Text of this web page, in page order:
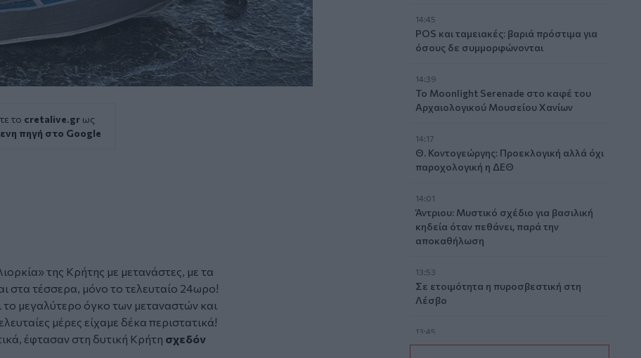
το cretalive.gr ως
πηγή στο Google
της Κρήτης με μετανάστες, με τα
στα τέσσερα, μόνο το τελευταίο 24ωρο!
το μεγαλύτερο όγκο των μεταναστών και
μέρες είχαμε δέκα περιστατικά!
έφτασαν στη δυτική Κρήτη σχεδόν
14:45
POS και ταμειακές: βαριά πρόστιμα για
όσους δε συμμορφώνονται
14:39
To Moonlight Serenade στο καφέ του
Αρχαιολογικού Μουσείου Χανίων
14:17
Θ. Κοντογεώργης: Προεκλογική αλλά όχι
παροχολογική η ΔΕΘ
14:01
Άντριου: Μυστικό σχέδιο για βασιλική
κηδεία όταν πεθάνει, παρά την
αποκαθήλωση
13:53
Σε ετοιμότητα η πυροσβεστική στη
Λέσβο
13:45
Κρήτη: Και την Δευτέρα (10/08) πολύ